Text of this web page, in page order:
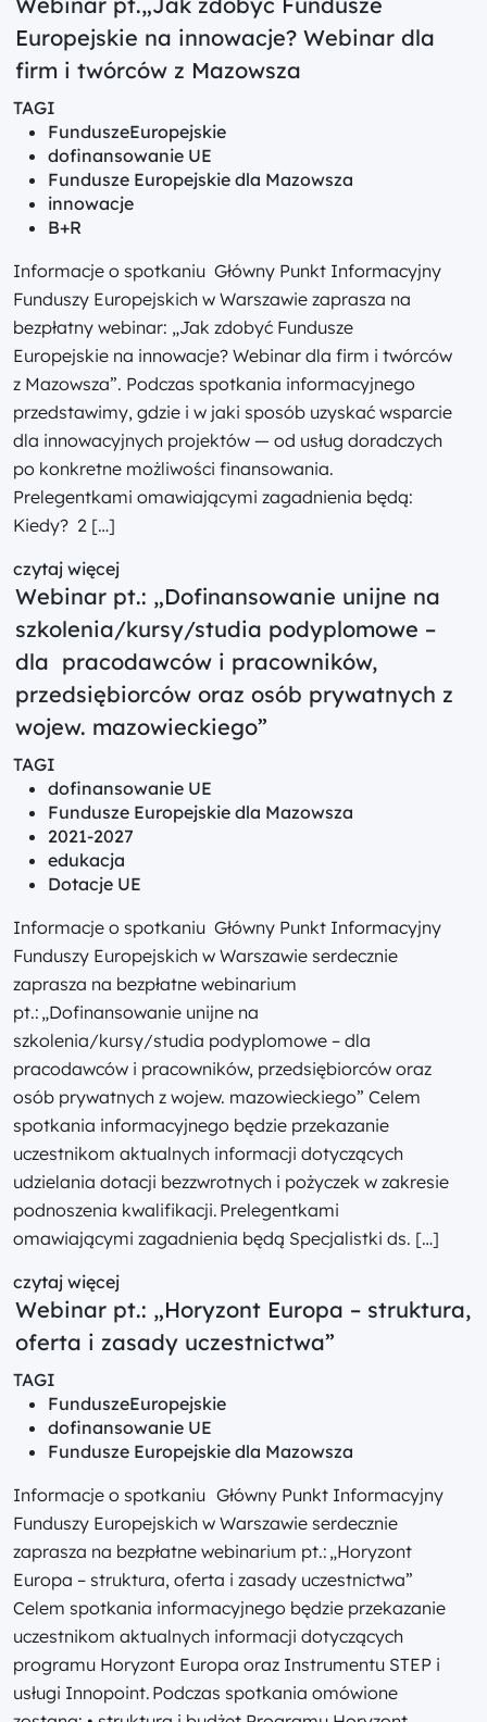
Europejskie na innowacje? Webinar dla
firm i twórców z Mazowsza
TAGI
FunduszeEuropejskie
dofinansowanie UE
Fundusze Europejskie dla Mazowsza
innowacje
B+R
Informacje o spotkaniu Główny Punkt Informacyjny
Funduszy Europejskich w Warszawie zaprasza na
bezpłatny webinar: „Jak zdobyć Fundusze
Europejskie na innowacje? Webinar dla firm i twórców
z Mazowsza”. Podczas spotkania informacyjnego
przedstawimy, gdzie i w jaki sposób uzyskać wsparcie
dla innowacyjnych projektów — od usług doradczych
po konkretne możliwości finansowania.
Prelegentkami omawiającymi zagadnienia będą:
Kiedy? 2 […]
czytaj więcej
Webinar pt.: „Dofinansowanie unijne na
szkolenia/kursy/studia podyplomowe –
dla pracodawców i pracowników,
przedsiębiorców oraz osób prywatnych z
wojew. mazowieckiego”
TAGI
dofinansowanie UE
Fundusze Europejskie dla Mazowsza
2021-2027
edukacja
Dotacje UE
Informacje o spotkaniu Główny Punkt Informacyjny
Funduszy Europejskich w Warszawie serdecznie
zaprasza na bezpłatne webinarium
pt.: „Dofinansowanie unijne na
szkolenia/kursy/studia podyplomowe – dla
pracodawców i pracowników, przedsiębiorców oraz
osób prywatnych z wojew. mazowieckiego” Celem
spotkania informacyjnego będzie przekazanie
uczestnikom aktualnych informacji dotyczących
udzielania dotacji bezzwrotnych i pożyczek w zakresie
podnoszenia kwalifikacji. Prelegentkami
omawiającymi zagadnienia będą Specjalistki ds. […]
czytaj więcej
Webinar pt.: „Horyzont Europa – struktura,
oferta i zasady uczestnictwa”
TAGI
FunduszeEuropejskie
dofinansowanie UE
Fundusze Europejskie dla Mazowsza
Informacje o spotkaniu Główny Punkt Informacyjny
Funduszy Europejskich w Warszawie serdecznie
zaprasza na bezpłatne webinarium pt.: „Horyzont
Europa – struktura, oferta i zasady uczestnictwa”
Celem spotkania informacyjnego będzie przekazanie
uczestnikom aktualnych informacji dotyczących
programu Horyzont Europa oraz Instrumentu STEP i
usługi Innopoint. Podczas spotkania omówione